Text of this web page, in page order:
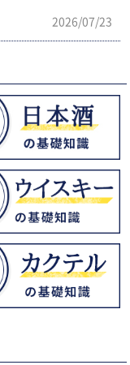
2026/07/23